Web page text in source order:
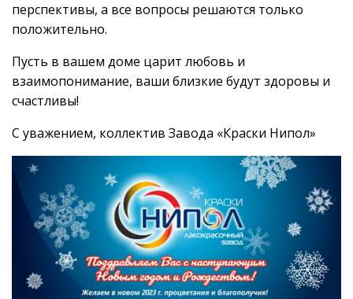
перспективы, а все вопросы решаются только
положительно.
Пусть в вашем доме царит любовь и
взаимопонимание, ваши близкие будут здоровы и
счастливы!
С уважением, коллектив Завода «Краски Нипол»